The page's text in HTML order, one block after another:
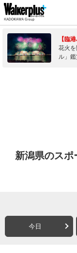
【臨
花火
ル」
新潟県のスポ
今日